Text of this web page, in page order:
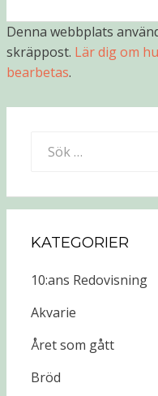
Denna webbplats
skräppost. Lär dig om
bearbetas.
efter:
KATEGORIER
10:ans Redovisning
Akvarie
Året som gått
Bröd